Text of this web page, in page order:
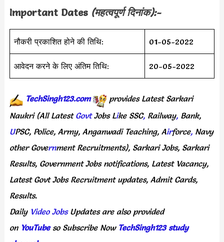
Important Dates (महत्वपूर्ण दिनांक):-
नौकरी प्रकाशित होने की तिथि: 01-05-2022
आवेदन करने के लिए अंतिम तिथि: 20-05-2022
TechSingh123.com provides Latest Sarkari
Naukri (All Latest Govt Jobs Like SSC, Railway, Bank,
UPSC, Police, Army, Anganwadi Teaching, Airforce, Navy
other Government Recruitments), Sarkari Jobs, Sarkari
Results, Government Jobs notifications, Latest Vacancy,
Latest Govt Jobs Recruitment updates, Admit Cards,
Results.
Daily Video JobsUpdates are also provided
on YouTubeso Subscribe Now TechSingh123 study